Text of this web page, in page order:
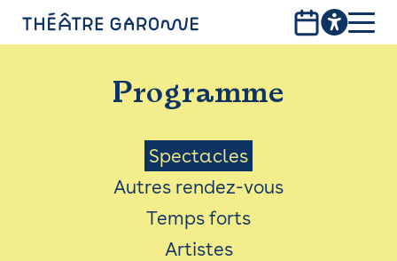
PROGRAMME
INFOS PRATIQUES
AVEC LES PUBLICS
ACCESSIBILITÉ
LES PRODUCTIONS
Programme
Menu
Saison
Spectacles
Autres rendez-vous
Temps forts
Artistes